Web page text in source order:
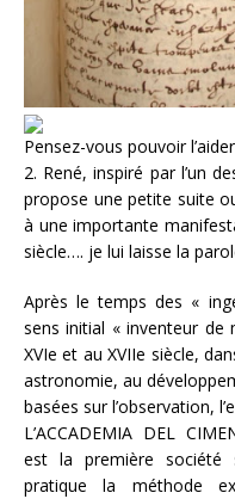
Pensez-vous pouvoir
2. René, inspiré par l’un
propose une petite suite
à une importante
siècle…. je lui laisse la
Après le temps des «
sens initial « inventeur
XVIe et au XVIIe siècle,
astronomie, au
basées sur l’observation,
L’ACCADEMIA DEL
est la première société
pratique la méthode